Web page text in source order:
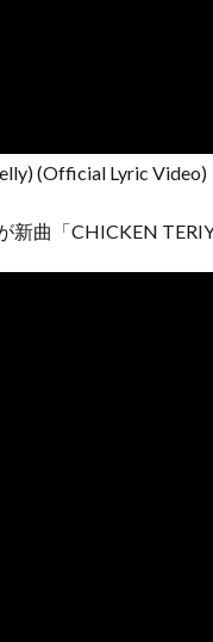
(Official Lyric Video)
曲「CHICKEN